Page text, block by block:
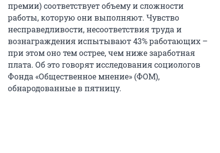
премии) соответствует объему и сложности
работы, которую они выполняют. Чувство
несправедливости, несоответствия труда и
вознаграждения испытывают 43% работающих –
при этом оно тем острее, чем ниже заработная
плата. Об это говорят исследования социологов
Фонда «Общественное мнение» (ФОМ),
обнародованные в пятницу.